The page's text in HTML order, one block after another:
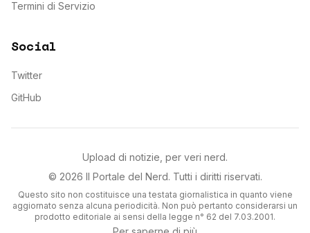
Termini di Servizio
Social
Twitter
GitHub
Upload di notizie, per veri nerd.
© 2026 Il Portale del Nerd. Tutti i diritti riservati.
Questo sito non costituisce una testata giornalistica in quanto viene
aggiornato senza alcuna periodicità. Non può pertanto considerarsi un
prodotto editoriale ai sensi della legge n° 62 del 7.03.2001.